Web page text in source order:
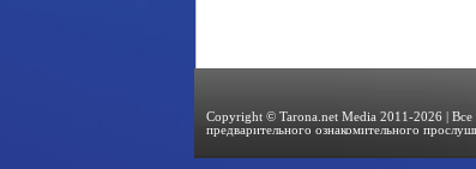
Copyright © Tarona.net Media 2011-2026 |
предварительного ознакомительного